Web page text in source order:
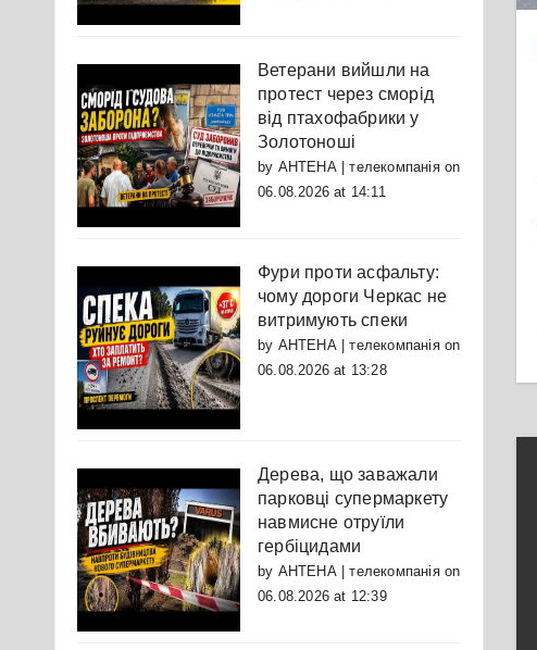
Ветерани вийшли на
протест через сморід
від птахофабрики у
Золотоноші
by АНТЕНА | телекомпаніяon
06.08.2026 at 14:11
Фури проти асфальту:
чому дороги Черкас не
витримують спеки
by АНТЕНА | телекомпаніяon
06.08.2026 at 13:28
Дерева, що заважали
парковці супермаркету
навмисне отруїли
гербіцидами
by АНТЕНА | телекомпаніяon
06.08.2026 at 12:39